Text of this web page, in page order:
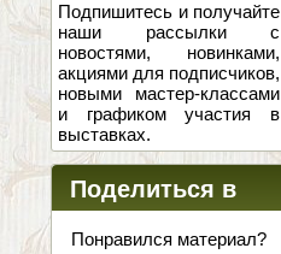
Подпишитесь и получайте
наши рассылки с
новостями, новинками,
акциями для подписчиков,
новыми мастер-классами
и графиком участия в
выставках.
Поделиться в
соцсетях
Понравился материал?